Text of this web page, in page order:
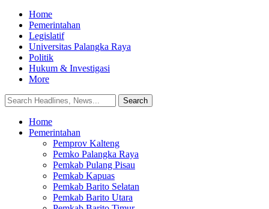
Home
Pemerintahan
Legislatif
Universitas Palangka Raya
Politik
Hukum & Investigasi
More
Home
Pemerintahan
Pemprov Kalteng
Pemko Palangka Raya
Pemkab Pulang Pisau
Pemkab Kapuas
Pemkab Barito Selatan
Pemkab Barito Utara